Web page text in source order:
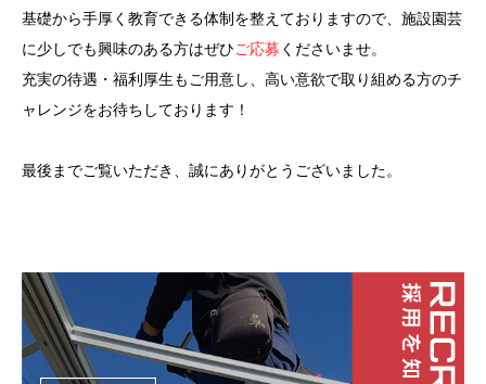
基礎から手厚く教育できる体制を整えておりますので、施設園芸
に少しでも興味のある方はぜひご応募 くださいませ。
充実の待遇・福利厚生もご用意し、高い意欲で取り組める方のチ
ャレンジをお待ちしております！
最後までご覧いただき、誠にありがとうございました。